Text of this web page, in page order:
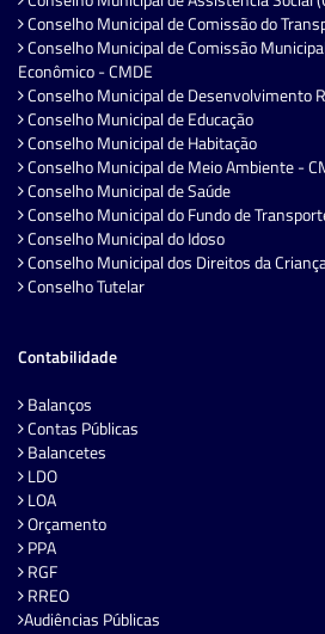
Conselho Municipal de Comissão do
Conselho Municipal de Comissão
Econômico - CMDE
Conselho Municipal de Desenvolvimento
Conselho Municipal de Educação
Conselho Municipal de Habitação
Conselho Municipal de Meio Ambiente -
Conselho Municipal de Saúde
Conselho Municipal do Fundo de
Conselho Municipal do Idoso
Conselho Municipal dos Direitos da
Conselho Tutelar
Contabilidade
Balanços
Contas Públicas
Balancetes
LDO
LOA
Orçamento
PPA
RGF
RREO
Audiências Públicas